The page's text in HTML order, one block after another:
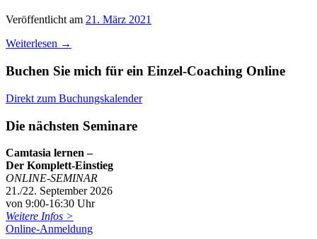
Veröffentlicht am 21. März 2021
Weiterlesen →
Buchen Sie mich für ein Einzel-Coaching Online
Direkt zum Buchungskalender
Die nächsten Seminare
Camtasia lernen –
Der Komplett-Einstieg
ONLINE-SEMINAR
21./22. September 2026
von 9:00-16:30 Uhr
Weitere Infos >
Online-Anmeldung